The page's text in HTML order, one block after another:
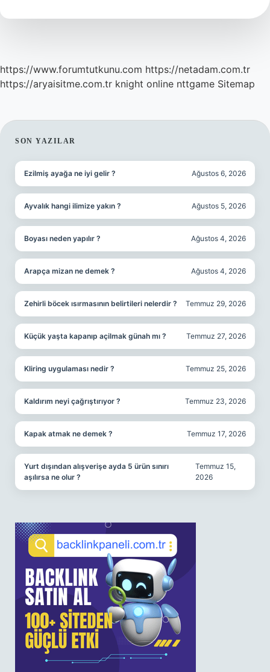
https://www.forumtutkunu.com https://netadam.com.tr
https://aryaisitme.com.tr knight online nttgame Sitemap
SIDEBAR
SON YAZILAR
Ezilmiş ayağa ne iyi gelir ? Ağustos 6, 2026
Ayvalık hangi ilimize yakın ? Ağustos 5, 2026
Boyası neden yapılır ? Ağustos 4, 2026
Arapça mizan ne demek ? Ağustos 4, 2026
Zehirli böcek ısırmasının belirtileri nelerdir ? Temmuz 29, 2026
Küçük yaşta kapanıp açilmak günah mı ? Temmuz 27, 2026
Kliring uygulaması nedir ? Temmuz 25, 2026
Kaldırım neyi çağrıştırıyor ? Temmuz 23, 2026
Kapak atmak ne demek ? Temmuz 17, 2026
Yurt dışından alışverişe ayda 5 ürün sınırı
aşılırsa ne olur ?
Temmuz 15,
2026